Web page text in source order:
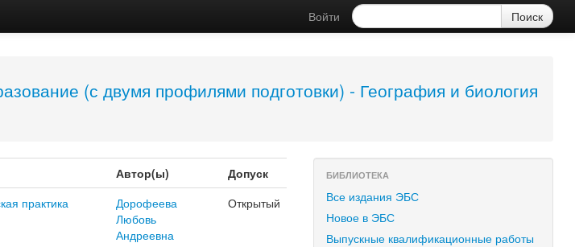
Войти
(с двумя профилями подготовки) - География и биология
Автор(ы)
Допуск
практика
Дорофеева
Любовь
Андреевна
Открытый
БИБЛИОТЕКА
Все издания ЭБС
Новое в ЭБС
Выпускные квалификационные работы